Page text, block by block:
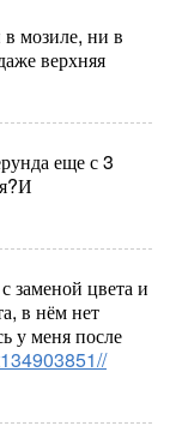
мозиле, ни в
верхняя
еще с 3
заменой цвета и
в нём нет
у меня после